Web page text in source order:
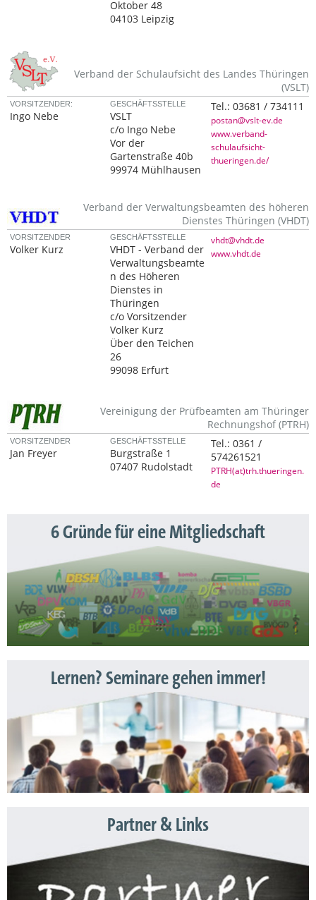
Oktober 48
04103 Leipzig
Verband der Schulaufsicht des Landes Thüringen
(VSLT)
VORSITZENDER:
Ingo Nebe
GESCHÄFTSSTELLE
VSLT
c/o Ingo Nebe
Vor der
Gartenstraße 40b
99974 Mühlhausen
Tel.:03681 / 734111
postan@vslt-ev.de
www.verband-
schulaufsicht-
thueringen.de/
Verband der Verwaltungsbeamten des höheren
Dienstes Thüringen (VHDT)
VORSITZENDER
Volker Kurz
GESCHÄFTSSTELLE
VHDT - Verband der
Verwaltungsbeamte
n des Höheren
Dienstes in
Thüringen
c/o Vorsitzender
Volker Kurz
Über den Teichen
26
99098 Erfurt
vhdt@vhdt.de
www.vhdt.de
Vereinigung der Prüfbeamten am Thüringer
Rechnungshof (PTRH)
VORSITZENDER
Jan Freyer
GESCHÄFTSSTELLE
Burgstraße 1
07407 Rudolstadt
Tel.:0361 /
574261521
PTRH(at)trh.thueringen.
de
6 Gründe für eine Mitgliedschaft
Lernen? Seminare gehen immer!
Partner & Links